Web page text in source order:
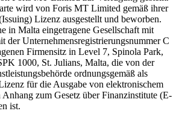
wird von Foris MT Limited gemäß ihrer
Lizenz ausgestellt und beworben.
in Malta eingetragene Gesellschaft mit
der Unternehmensregistrierungsnummer C
Firmensitz in Level 7, Spinola Park,
1000, St. Julians, Malta, die von der
ordnungsgemäß als
für die Ausgabe von elektronischem
zum Gesetz über Finanzinstitute (E-
ist.